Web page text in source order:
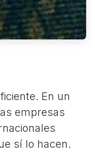
En un
empresas
sí lo hacen.